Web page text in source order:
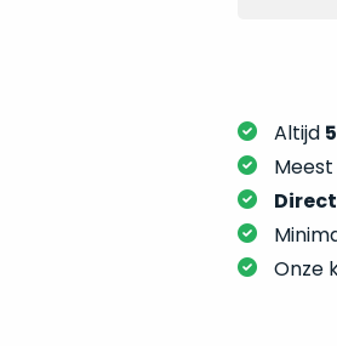
Altijd
Meest
Direct
Onze